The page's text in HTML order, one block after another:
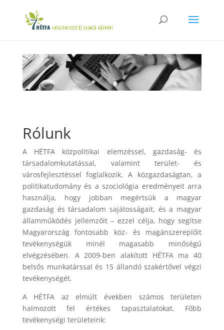
Rólunk
A HÉTFA közpolitikai elemzéssel, gazdaság- és
társadalomkutatással, valamint terület- és
városfejlesztéssel foglalkozik. A közgazdaságtan, a
politikatudomány és a szociológia eredményeit arra
használja, hogy jobban megértsük a magyar
gazdaság és társadalom sajátosságait, és a magyar
államműködés jellemzőit – ezzel célja, hogy segítse
Magyarország fontosabb köz- és magánszereplőit
tevékenységük minél magasabb minőségű
elvégzésében. A 2009-ben alakított HÉTFA ma 40
belsős munkatárssal és 15 állandó szakértővel végzi
tevékenységét.
A HÉTFA az elmúlt években számos területen
halmozott fel értékes tapasztalatokat. Főbb
tevékenységi területeink: